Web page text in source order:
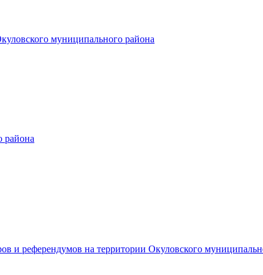
муниципального района
района
и референдумов на территории Окуловского